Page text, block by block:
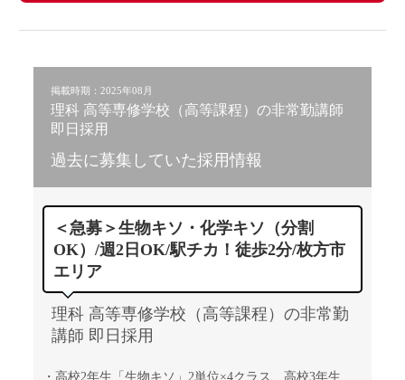
掲載時期：2025年08月
理科 高等専修学校（高等課程）の非常勤講師
即日採用
過去に募集していた採用情報
＜急募＞生物キソ・化学キソ（分割
OK）/週2日OK/駅チカ！徒歩2分/枚方市
エリア
理科 高等専修学校（高等課程）の非常勤
講師 即日採用
・高校2年生「生物キソ」2単位×4クラス、高校3年生